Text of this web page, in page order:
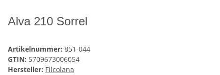
Alva 210 Sorrel
Artikelnummer: 851-044
GTIN: 5709673006054
Hersteller: Filcolana